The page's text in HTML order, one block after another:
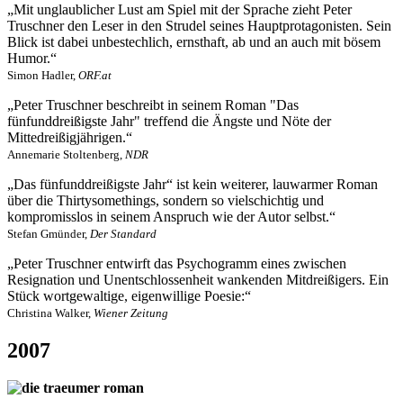
„Mit unglaublicher Lust am Spiel mit der Sprache zieht Peter
Truschner den Leser in den Strudel seines Hauptprotagonisten. Sein
Blick ist dabei unbestechlich, ernsthaft, ab und an auch mit bösem
Humor.“
Simon Hadler, ORF.at
„Peter Truschner beschreibt in seinem Roman "Das
fünfunddreißigste Jahr" treffend die Ängste und Nöte der
Mittedreißigjährigen.“
Annemarie Stoltenberg, NDR
„Das fünfunddreißigste Jahr“ ist kein weiterer, lauwarmer Roman
über die Thirtysomethings, sondern so vielschichtig und
kompromisslos in seinem Anspruch wie der Autor selbst.“
Stefan Gmünder, Der Standard
„Peter Truschner entwirft das Psychogramm eines zwischen
Resignation und Unentschlossenheit wankenden Mitdreißigers. Ein
Stück wortgewaltige, eigenwillige Poesie:“
Christina Walker, Wiener Zeitung
2007